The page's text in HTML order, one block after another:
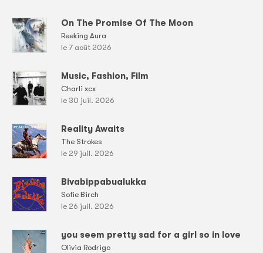
On The Promise Of The Moon
Reeking Aura
le 7 août 2026
Music, Fashion, Film
Charli xcx
le 30 juil. 2026
Reality Awaits
The Strokes
le 29 juil. 2026
Bivabippabualukka
Sofie Birch
le 26 juil. 2026
you seem pretty sad for a girl so in love
Olivia Rodrigo